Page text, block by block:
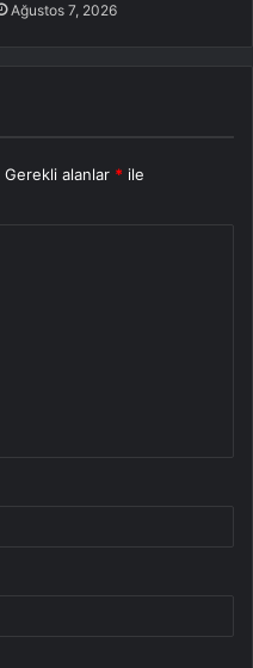
Ağustos 7, 2026
Gerekli alanlar * ile